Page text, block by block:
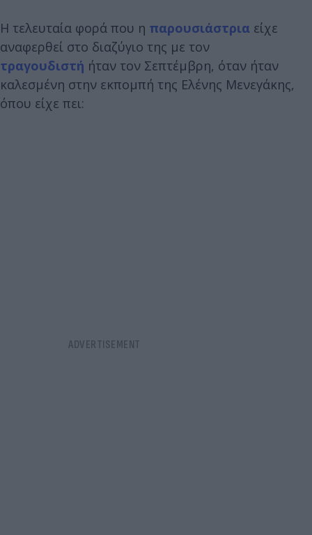
Η τελευταία φορά που η παρουσιάστρια είχε
αναφερθεί στο διαζύγιο της με τον
τραγουδιστή ήταν τον Σεπτέμβρη, όταν ήταν
καλεσμένη στην εκπομπή της Ελένης Μενεγάκης,
όπου είχε πει: